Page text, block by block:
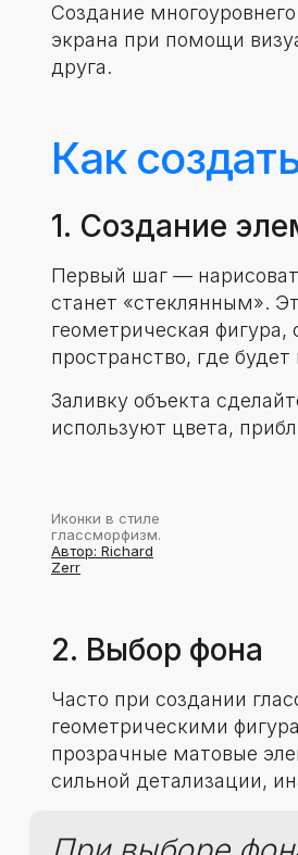
Создание
экрана при помощи
друга.
Как
1. Создание
Первый шаг —
станет «стеклянным».
геометрическая фигура,
пространство, где
Заливку объекта
используют цвета,
Иконки в стиле
глассморфизм.
Автор: Richard
Zerr
2. Выбор фона
Часто при создании
геометрическими
прозрачные матовые
сильной детализации,